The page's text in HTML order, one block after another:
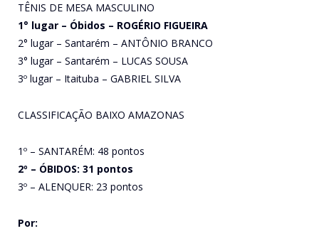
TÊNIS DE MESA MASCULINO
1° lugar – Óbidos – ROGÉRIO FIGUEIRA
2° lugar – Santarém – ANTÔNIO BRANCO
3° lugar – Santarém – LUCAS SOUSA
3º lugar – Itaituba – GABRIEL SILVA
CLASSIFICAÇÃO BAIXO AMAZONAS
1º – SANTARÉM: 48 pontos
2º – ÓBIDOS: 31 pontos
3º – ALENQUER: 23 pontos
Por: